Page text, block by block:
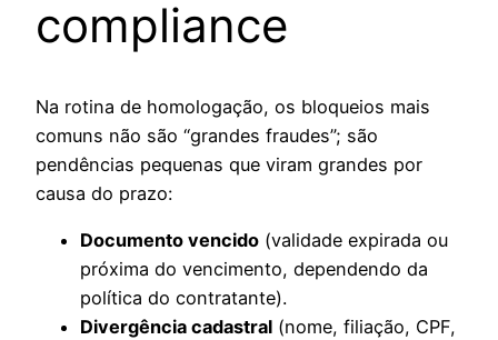
compliance
Na rotina de homologação, os bloqueios mais
comuns não são “grandes fraudes”; são
pendências pequenas que viram grandes por
causa do prazo:
Documento vencido (validade expirada ou
próxima do vencimento, dependendo da
política do contratante).
Divergência cadastral (nome, filiação, CPF,